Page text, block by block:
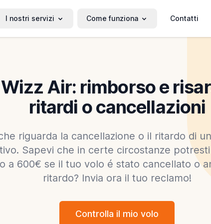
I nostri servizi Come funziona Contatti
Air: rimborso e
ritardi o cancellazioni
riguarda la cancellazione o il ritardo di
Sapevi che in certe circostanze
a 600€ se il tuo volo é stato cancellato o
ritardo? Invia ora il tuo reclamo!
Controlla il mio volo